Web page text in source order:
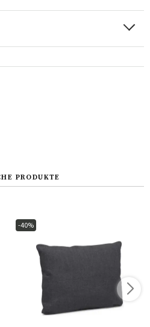
PRODUKTE
-40%